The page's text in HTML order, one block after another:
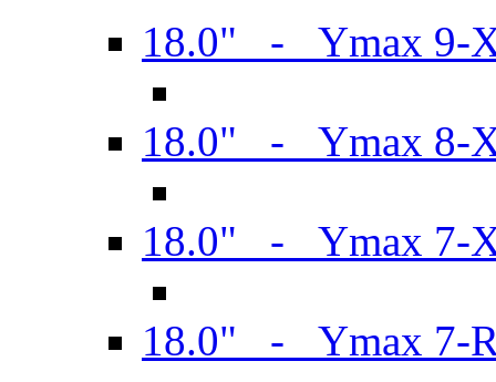
18.0" - Ymax 9-
18.0" - Ymax 8-
18.0" - Ymax 7-
18.0" - Ymax 7-